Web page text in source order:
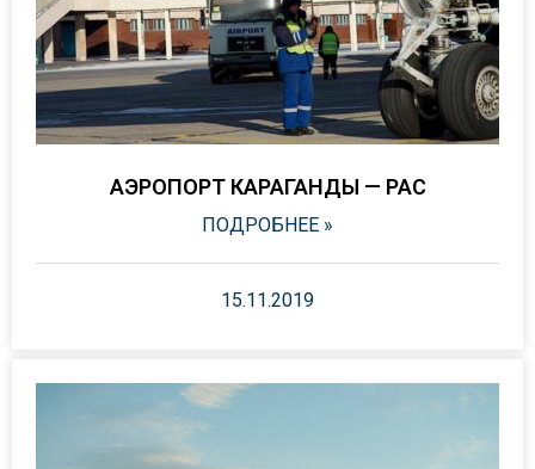
АЭРОПОРТ КАРАГАНДЫ — PAC
ПОДРОБНЕЕ »
15.11.2019